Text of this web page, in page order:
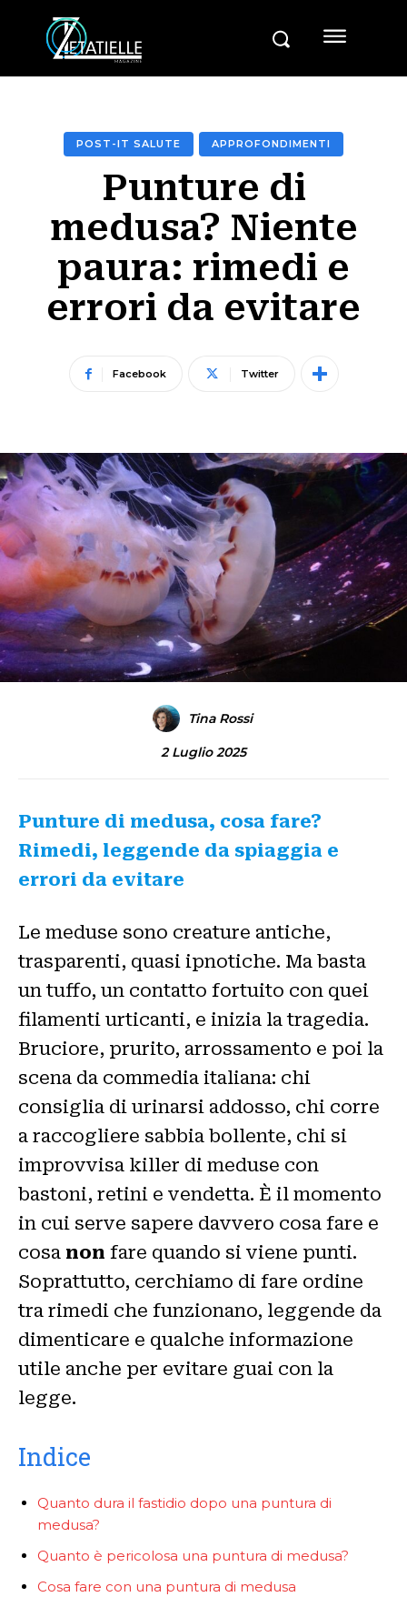
POST-IT SALUTE APPROFONDIMENTI
Punture di
medusa? Niente
paura: rimedi e
errori da evitare
Facebook Twitter
Tina Rossi
2 Luglio 2025
Punture di medusa, cosa fare?
Rimedi, leggende da spiaggia e
errori da evitare
Le meduse sono creature antiche,
trasparenti, quasi ipnotiche. Ma basta
un tuffo, un contatto fortuito con quei
filamenti urticanti, e inizia la tragedia.
Bruciore, prurito, arrossamento e poi la
scena da commedia italiana: chi
consiglia di urinarsi addosso, chi corre
a raccogliere sabbia bollente, chi si
improvvisa killer di meduse con
bastoni, retini e vendetta. È il momento
in cui serve sapere davvero cosa fare e
cosa non fare quando si viene punti.
Soprattutto, cerchiamo di fare ordine
tra rimedi che funzionano, leggende da
dimenticare e qualche informazione
utile anche per evitare guai con la
legge.
Indice
Quanto dura il fastidio dopo una puntura di
medusa?
Quanto è pericolosa una puntura di medusa?
Cosa fare con una puntura di medusa